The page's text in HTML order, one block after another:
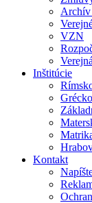
Archív
VZN
Inštitúcie
Kontakt